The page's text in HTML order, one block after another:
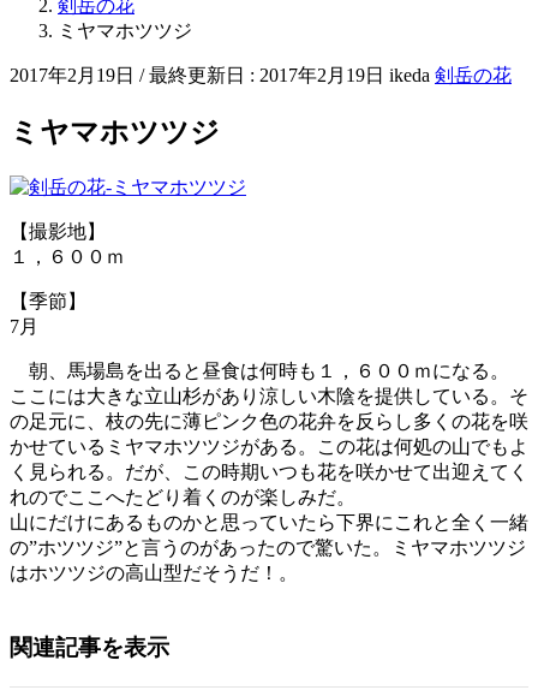
剣岳の花
ミヤマホツツジ
2017年2月19日 / 最終更新日 : 2017年2月19日 ikeda 剣岳の花
ミヤマホツツジ
【撮影地】
１，６００ｍ
【季節】
7月
朝、馬場島を出ると昼食は何時も１，６００ｍになる。
ここには大きな立山杉があり涼しい木陰を提供している。そ
の足元に、枝の先に薄ピンク色の花弁を反らし多くの花を咲
かせているミヤマホツツジがある。この花は何処の山でもよ
く見られる。だが、この時期いつも花を咲かせて出迎えてく
れのでここへたどり着くのが楽しみだ。
山にだけにあるものかと思っていたら下界にこれと全く一緒
の”ホツツジ”と言うのがあったので驚いた。ミヤマホツツジ
はホツツジの高山型だそうだ！。
関連記事を表示